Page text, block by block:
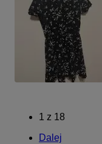
1 z 18
Dalej